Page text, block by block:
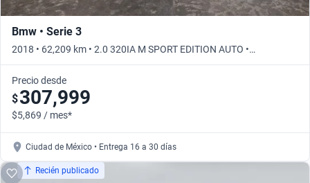
Bmw • Serie 3
2018 • 62,209 km • 2.0 320IA M SPORT EDITION AUTO •
Automático
Precio desde
$307,999
$5,869 / mes*
Ciudad de México • Entrega 16 a 30 días
Recién publicado